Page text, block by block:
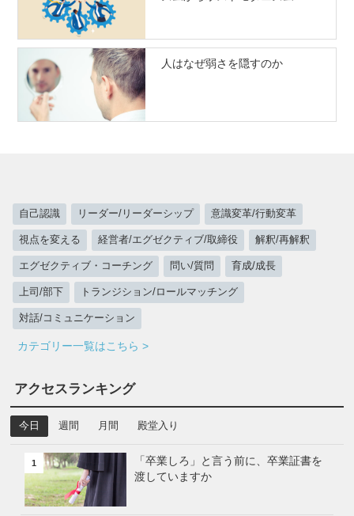
人はなぜ弱さを隠すのか
自己認識 リーダー/リーダーシップ 意識変革/行動変革
視点を変える 経営者/エグゼクティブ/取締役 解釈/再解釈
エグゼクティブ・コーチング 問い/質問 育成/成長
上司/部下 トランジション/ロールマッチング
対話/コミュニケーション
カテゴリー一覧はこちら >
アクセスランキング
今日 週間 月間 殿堂入り
1
「卒業しろ」と言う前に、卒業証書を
渡していますか